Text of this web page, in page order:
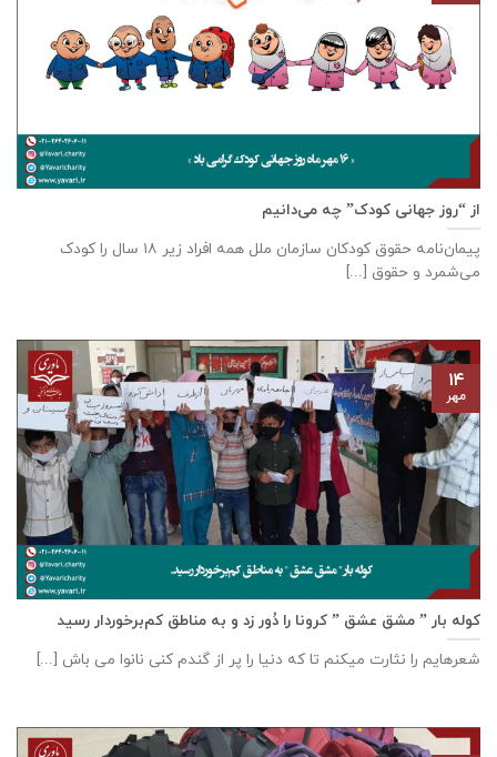
از “روز جهانی کودک” چه می‌دانیم
پیمان‌نامه‌ حقوق کودکان سازمان ملل همه‌ افراد زیر ۱۸ سال را کودک
می‌شمرد و حقوق [...]
کوله بار ” مشق عشق ” کرونا را دُور زد و به مناطق کم‌برخوردار رسید
شعرهایم را نثارت میکنم تا که دنیا را پر از گندم کنی نانوا می باش [...]
۱۴
مهر